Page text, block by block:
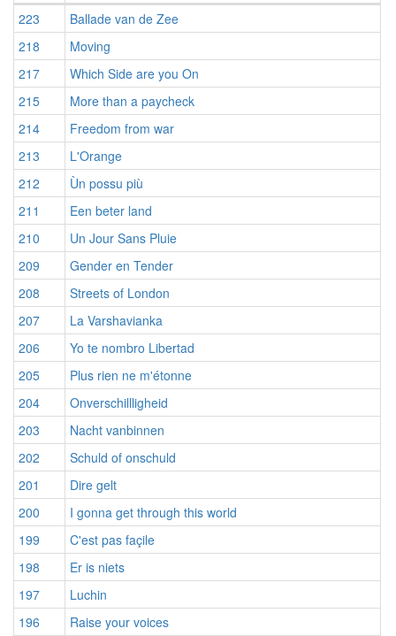
223
Ballade van de Zee
218
Moving
217
Which Side are you On
215
More than a paycheck
214
Freedom from war
213
L'Orange
212
Ùn possu più
211
Een beter land
210
Un Jour Sans Pluie
209
Gender en Tender
208
Streets of London
207
La Varshavianka
206
Yo te nombro Libertad
205
Plus rien ne m'étonne
204
Onverschillligheid
203
Nacht vanbinnen
202
Schuld of onschuld
201
Dire gelt
200
I gonna get through this world
199
C'est pas façile
198
Er is niets
197
Luchin
196
Raise your voices